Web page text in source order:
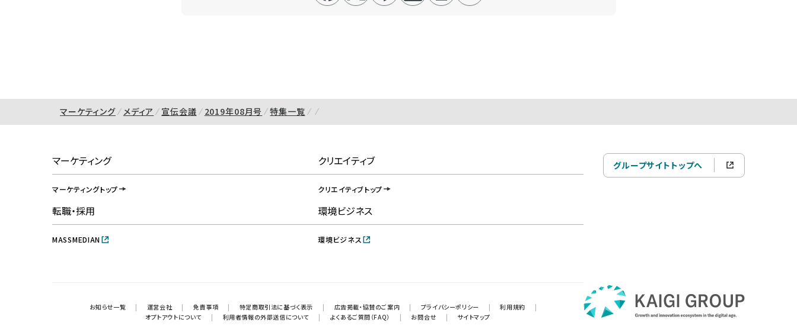
マーケティング メディア 宣伝会議 2019年08月号 特集一覧
マーケティング
マーケティングトップ
クリエイティブ
クリエイティブトップ
転職・採用
MASSMEDIAN
環境ビジネス
環境ビジネス
お知らせ一覧 | 運営会社 | 免責事項 | 特定商取引法に基づく表示 | 広告掲載・協賛のご案内 | プライバシーポリシー | 利用規約
|
オプトアウトについて
| 利用者情報の外部送信について | よくあるご質問（FAQ） | お問合せ | サイトマップ
グループサイトトップへ